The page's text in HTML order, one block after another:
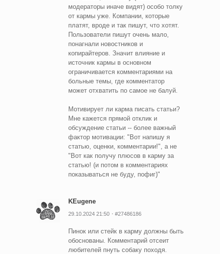
модераторы иначе видят) особо толку
от кармы уже. Компании, которые
платят, вроде и так пишут, что хотят.
Пользователи пишут очень мало,
понагнали новостников и
копирайтеров. Значит влияние и
источник кармы в основном
ограничивается комментариями на
больные темы, где комментатор
может отхватить по самое не балуй.
Мотивирует ли карма писать статьи?
Мне кажется прямой отклик и
обсуждение статьи -- более важный
фактор мотивации: "Вот напишу я
статью, оценки, комментарии!", а не
"Вот как получу плюсов в карму за
статью! (и потом в комментариях
показываться не буду, пофиг)"
KEugene
29.10.2024 21:50 #27486186
Пинок или стейк в карму должны быть
обоснованы. Комментарий отсеит
любителей пнуть собаку походя.